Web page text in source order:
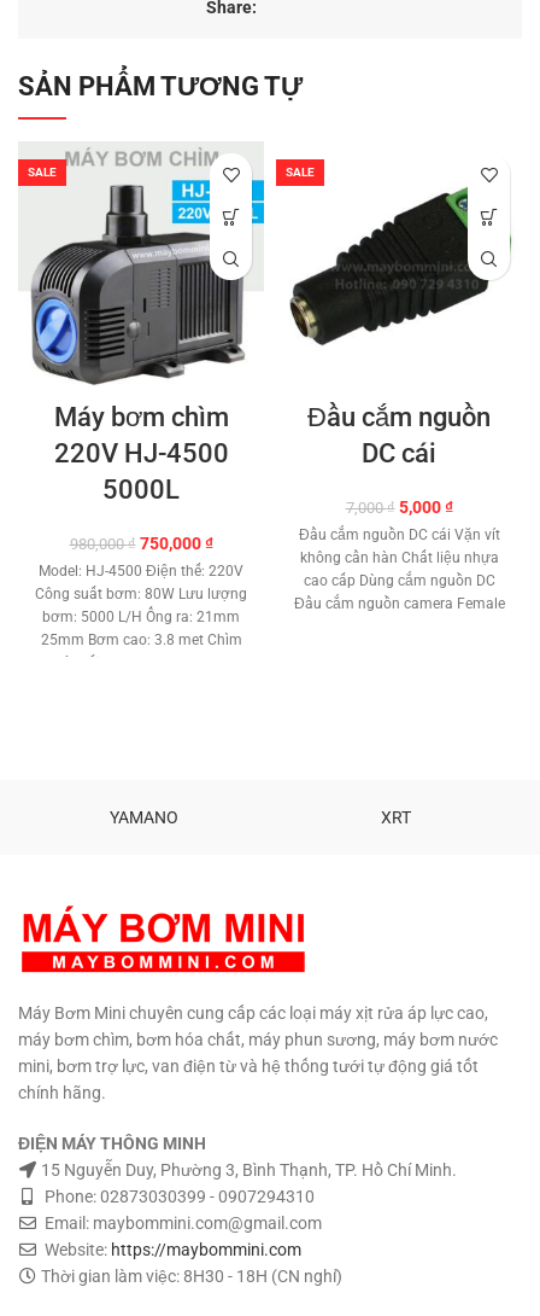
Share:
SẢN PHẨM TƯƠNG TỰ
SALE
Máy bơm chìm
220V HJ-4500
5000L
980,000₫ Giá
gốc
là:
980,000 ₫.
750,000₫Giá
hiện
tại
là:
750,000 ₫.
Model: HJ-4500 Điện thế: 220V
Công suất bơm: 80W Lưu lượng
bơm: 5000 L/H Ống ra: 21mm
25mm Bơm cao: 3.8 met Chìm
phẩm với người tiêu dung. Bảo
SALE
Đầu cắm nguồn
DC cái
7,000₫ Giá
gốc
là:
7,000 ₫.
5,000₫Giá
hiện
tại
là:
5,000 ₫.
Đầu cắm nguồn DC cái Vặn vít
không cần hàn Chất liệu nhựa
cao cấp Dùng cắm nguồn DC
Đầu cắm nguồn camera Female
YAMANO XRT
Máy Bơm Mini chuyên cung cấp các loại máy xịt rửa áp lực cao,
máy bơm chìm, bơm hóa chất, máy phun sương, máy bơm nước
mini, bơm trợ lực, van điện từ và hệ thống tưới tự động giá tốt
chính hãng.
ĐIỆN MÁY THÔNG MINH
15 Nguyễn Duy, Phường 3, Bình Thạnh, TP. Hồ Chí Minh.
Phone: 02873030399 - 0907294310
Email: maybommini.com@gmail.com
Website: https://maybommini.com
Thời gian làm việc: 8H30 - 18H (CN nghỉ)